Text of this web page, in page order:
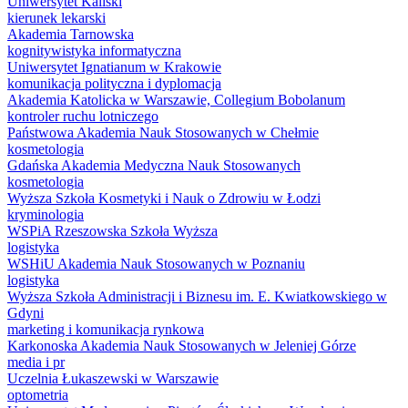
kierunek lekarski
Akademia Tarnowska
kognitywistyka informatyczna
Uniwersytet Ignatianum w Krakowie
komunikacja polityczna i dyplomacja
Akademia Katolicka w Warszawie, Collegium Bobolanum
kontroler ruchu lotniczego
Państwowa Akademia Nauk Stosowanych w Chełmie
kosmetologia
Gdańska Akademia Medyczna Nauk Stosowanych
kosmetologia
Wyższa Szkoła Kosmetyki i Nauk o Zdrowiu w Łodzi
kryminologia
WSPiA Rzeszowska Szkoła Wyższa
logistyka
WSHiU Akademia Nauk Stosowanych w Poznaniu
logistyka
Wyższa Szkoła Administracji i Biznesu im. E. Kwiatkowskiego w
Gdyni
marketing i komunikacja rynkowa
Karkonoska Akademia Nauk Stosowanych w Jeleniej Górze
media i pr
Uczelnia Łukaszewski w Warszawie
optometria